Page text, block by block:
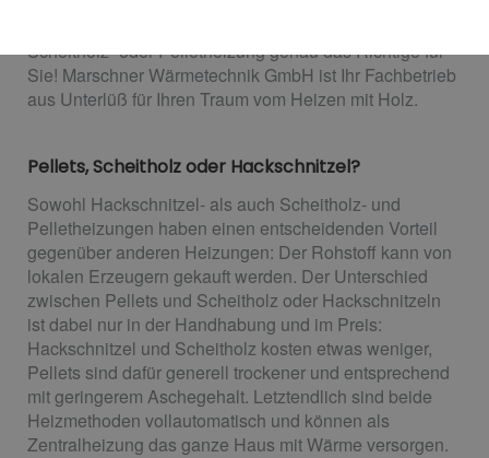
Scheitholz- oder Pelletheizung genau das Richtige für
Sie! Marschner Wärmetechnik GmbH ist Ihr Fachbetrieb
aus Unterlüß für Ihren Traum vom Heizen mit Holz.
Pellets, Scheitholz oder Hackschnitzel?
Sowohl Hackschnitzel- als auch Scheitholz- und
Pelletheizungen haben einen entscheidenden Vorteil
gegenüber anderen Heizungen: Der Rohstoff kann von
lokalen Erzeugern gekauft werden. Der Unterschied
zwischen Pellets und Scheitholz oder Hackschnitzeln
ist dabei nur in der Handhabung und im Preis:
Hackschnitzel und Scheitholz kosten etwas weniger,
Pellets sind dafür generell trockener und entsprechend
mit geringerem Aschegehalt. Letztendlich sind beide
Heizmethoden vollautomatisch und können als
Zentralheizung das ganze Haus mit Wärme versorgen.